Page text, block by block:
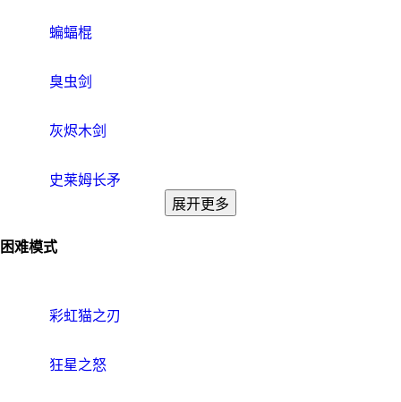
蝙蝠棍
臭虫剑
灰烬木剑
史莱姆长矛
展开更多
困难模式
彩虹猫之刃
狂星之怒